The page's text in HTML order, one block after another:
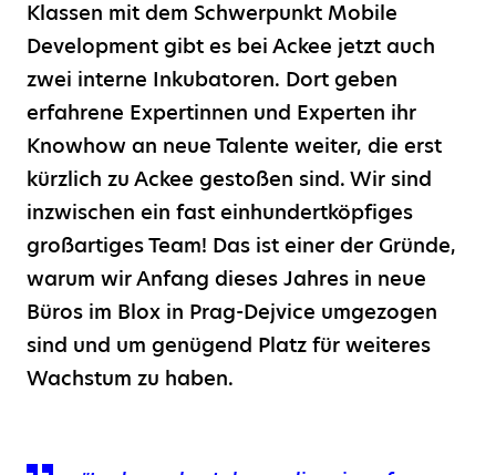
Klassen mit dem Schwerpunkt Mobile
Development gibt es bei Ackee jetzt auch
zwei interne Inkubatoren. Dort geben
erfahrene Expertinnen und Experten ihr
Knowhow an neue Talente weiter, die erst
kürzlich zu Ackee gestoßen sind. Wir sind
inzwischen ein fast einhundertköpfiges
großartiges Team! Das ist einer der Gründe,
warum wir Anfang dieses Jahres in neue
Büros im Blox in Prag-Dejvice umgezogen
sind und um genügend Platz für weiteres
Wachstum zu haben.